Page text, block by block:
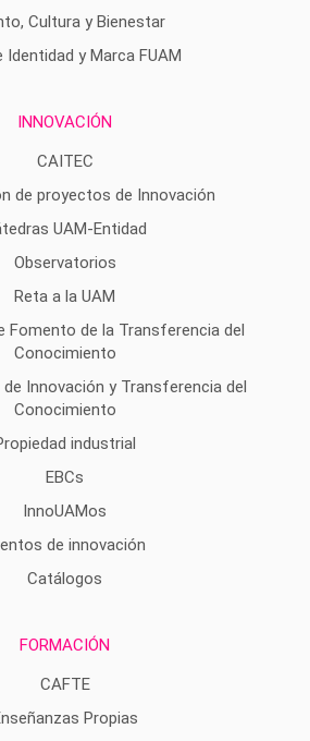
Cultura y Bienestar
Identidad y Marca FUAM
INNOVACIÓN
CAITEC
de proyectos de Innovación
UAM-Entidad
Observatorios
Reta a la UAM
Fomento de la Transferencia del
Conocimiento
de Innovación y Transferencia del
Conocimiento
industrial
EBCs
InnoUAMos
de innovación
Catálogos
FORMACIÓN
CAFTE
Propias